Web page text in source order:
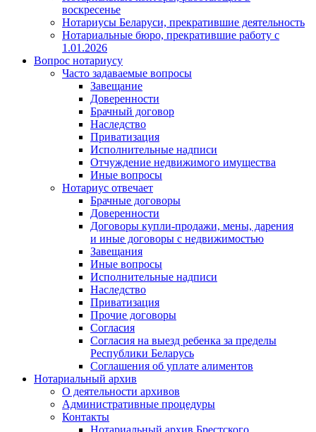
воскресенье
Нотариусы Беларуси, прекратившие деятельность
Нотариальные бюро, прекратившие работу с
1.01.2026
Вопрос нотариусу
Часто задаваемые вопросы
Завещание
Доверенности
Брачный договор
Наследство
Приватизация
Исполнительные надписи
Отчуждение недвижимого имущества
Иные вопросы
Нотариус отвечает
Брачные договоры
Доверенности
Договоры купли-продажи, мены, дарения
и иные договоры с недвижимостью
Завещания
Иные вопросы
Исполнительные надписи
Наследство
Приватизация
Прочие договоры
Согласия
Согласия на выезд ребенка за пределы
Республики Беларусь
Соглашения об уплате алиментов
Нотариальный архив
О деятельности архивов
Административные процедуры
Контакты
Нотариальный архив Брестского